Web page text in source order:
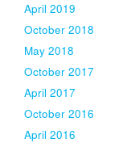
April 2019
October 2018
May 2018
October 2017
April 2017
October 2016
April 2016